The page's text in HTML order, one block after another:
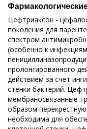
Цефтриаксон -
поколения для
спектром
(особенно к
пролонгированного
действием за счет
стенки бактерий.
мембраносвязанные
образом
необходима для